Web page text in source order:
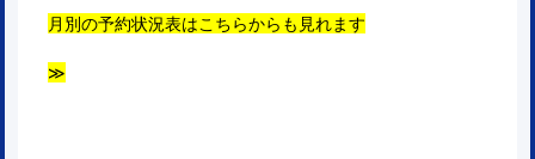
月別の予約状況表はこちらからも見れます
≫